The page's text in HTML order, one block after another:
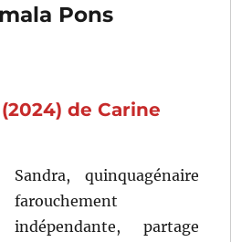
Pons
de Carine
Sandra, quinquagénaire
farouchement
indépendante, partage